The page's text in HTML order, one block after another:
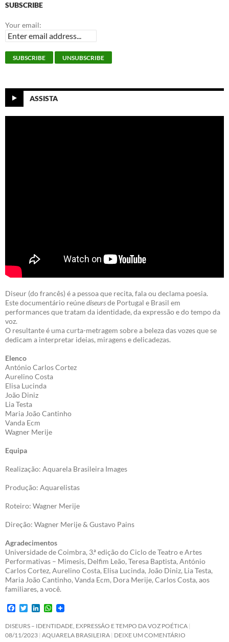
SUBSCRIBE
Your email:
ASSISTA
Diseur (do francês) é a pessoa que recita, fala ou declama poesia.
Este documentário reúnediseursde Portugal e Brasil em
performances que tratam da identidade, da expressão e do tempo da
voz.
O resultante é uma curta-metragem sobre a beleza das vozes que se
dedicam a interpretar ideias, miragens e delicadezas.
Elenco
António Carlos Cortez
Aurelino Costa
Elisa Lucinda
João Diniz
Lia Testa
Maria João Cantinho
Vanda Ecm
Wagner Merije
Equipa
Realização: Aquarela Brasileira Images
Produção: Aquarelistas
Roteiro: Wagner Merije
Direção: Wagner Merije & Gustavo Pains
Agradecimentos
Universidade de Coimbra, 3.ª edição do Ciclo de Teatro e Artes
Performativas – Mimesis, Delfim Leão, Teresa Baptista, António
Carlos Cortez, Aurelino Costa, Elisa Lucinda, João Diniz, Lia Testa,
Maria João Cantinho, Vanda Ecm, Dora Merije, Carlos Costa, aos
familiares, a você.
F
c
e
T
i
t
n
k
W
a
t
DISEURS – IDENTIDADE, EXPRESSÃO E TEMPO DA VOZ POÉTICA
08/11/2023 AQUARELA BRASILEIRA DEIXE UM COMENTÁRIO